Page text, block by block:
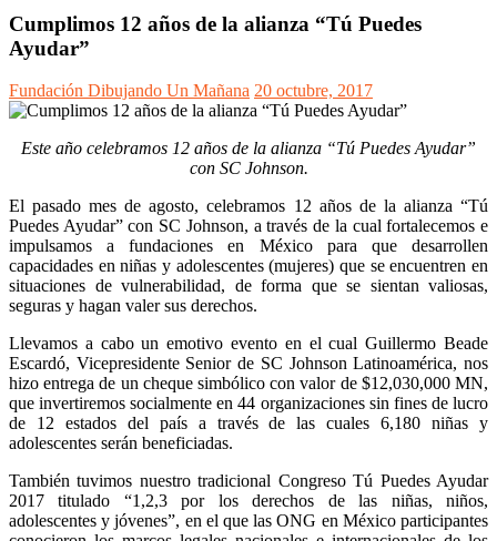
Cumplimos 12 años de la alianza “Tú Puedes
Ayudar”
Fundación Dibujando Un Mañana 20 octubre, 2017
Este año celebramos 12 años de la alianza “Tú Puedes Ayudar”
con SC Johnson.
El pasado mes de agosto, celebramos 12 años de la alianza “Tú
Puedes Ayudar” con SC Johnson, a través de la cual fortalecemos e
impulsamos a fundaciones en México para que desarrollen
capacidades en niñas y adolescentes (mujeres) que se encuentren en
situaciones de vulnerabilidad, de forma que se sientan valiosas,
seguras y hagan valer sus derechos.
Llevamos a cabo un emotivo evento en el cual Guillermo Beade
Escardó, Vicepresidente Senior de SC Johnson Latinoamérica, nos
hizo entrega de un cheque simbólico con valor de $12,030,000 MN,
que invertiremos socialmente en 44 organizaciones sin fines de lucro
de 12 estados del país a través de las cuales 6,180 niñas y
adolescentes serán beneficiadas.
También tuvimos nuestro tradicional Congreso Tú Puedes Ayudar
2017 titulado “1,2,3 por los derechos de las niñas, niños,
adolescentes y jóvenes”, en el que las ONG en México participantes